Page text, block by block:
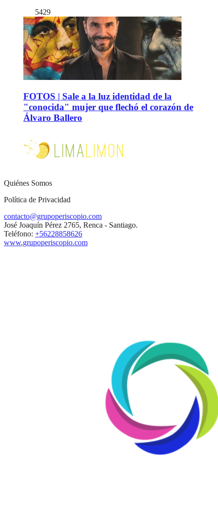
5429
FOTOS | Sale a la luz identidad de la
"conocida" mujer que flechó el corazón de
Álvaro Ballero
Quiénes Somos
Política de Privacidad
contacto@grupoperiscopio.com
José Joaquín Pérez 2765, Renca - Santiago.
Teléfono: +56228858626
www.grupoperiscopio.com